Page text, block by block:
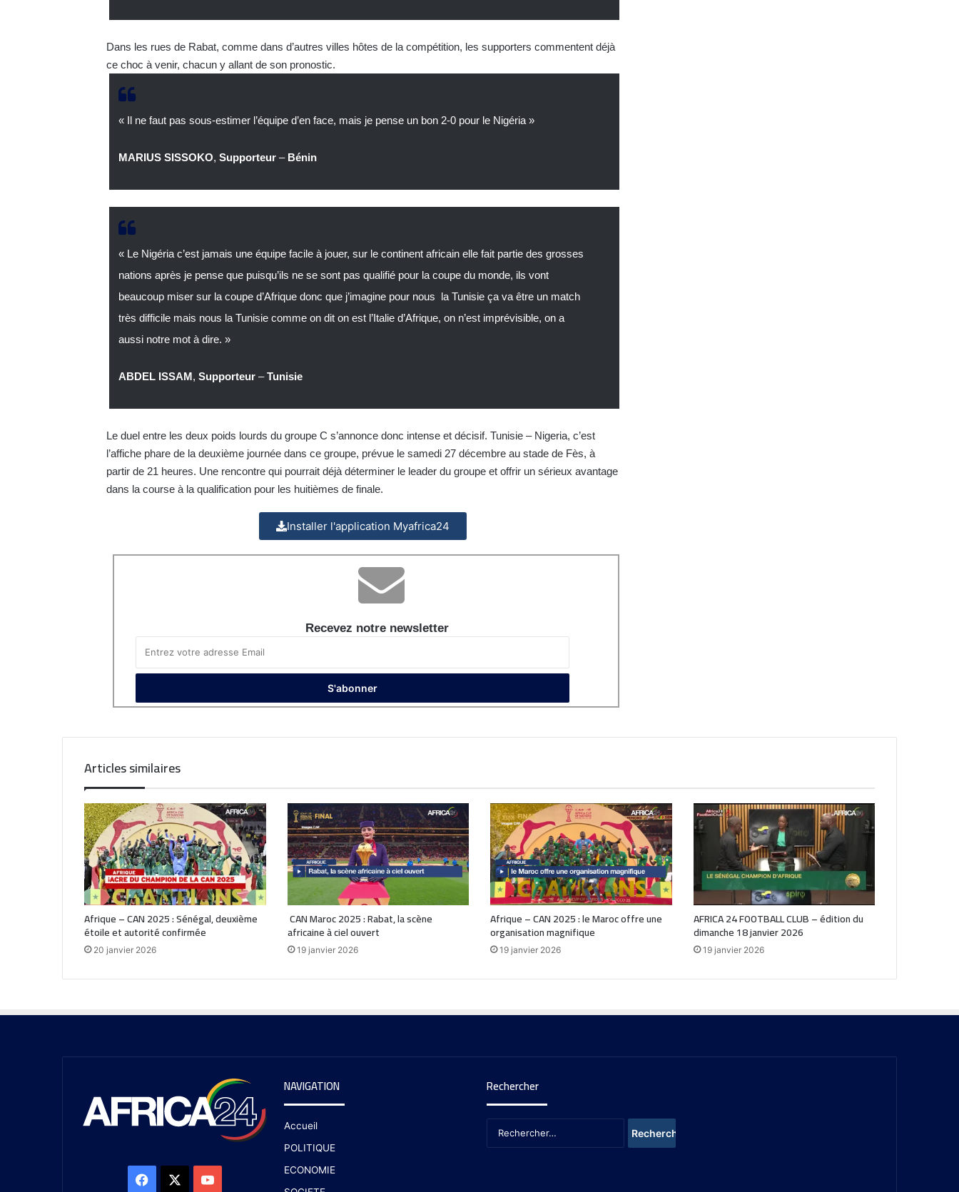
Dans les rues de Rabat, comme dans d’autres villes hôtes de la compétition, les supporters commentent déjà
ce choc à venir, chacun y allant de son pronostic.
« Il ne faut pas sous-estimer l’équipe d’en face, mais je pense un bon 2-0 pour le Nigéria »
MARIUS SISSOKO,Supporteur – Bénin
« Le Nigéria c’est jamais une équipe facile à jouer, sur le continent africain elle fait partie des grosses
nations après je pense que puisqu’ils ne se sont pas qualifié pour la coupe du monde, ils vont
beaucoup miser sur la coupe d’Afrique donc que j’imagine pour nous la Tunisie ça va être un match
très difficile mais nous la Tunisie comme on dit on est l’Italie d’Afrique, on n’est imprévisible, on a
aussi notre mot à dire. »
ABDEL ISSAM,Supporteur –Tunisie
Le duel entre les deux poids lourds du groupe C s’annonce donc intense et décisif. Tunisie – Nigeria, c’est
l’affiche phare de la deuxième journée dans ce groupe, prévue le samedi 27 décembre au stade de Fès, à
partir de 21 heures. Une rencontre qui pourrait déjà déterminer le leader du groupe et offrir un sérieux avantage
dans la course à la qualification pour les huitièmes de finale.
Installer l'application Myafrica24
Recevez notre newsletter
Articles similaires
Afrique – CAN 2025 : Sénégal, deuxième
étoile et autorité confirmée
20 janvier 2026
CAN Maroc 2025 : Rabat, la scène
africaine à ciel ouvert
19 janvier 2026
Afrique – CAN 2025 : le Maroc offre une
organisation magnifique
19 janvier 2026
AFRICA 24 FOOTBALL CLUB – édition du
dimanche 18 janvier 2026
19 janvier 2026
NAVIGATION
Accueil
POLITIQUE
ECONOMIE
Rechercher